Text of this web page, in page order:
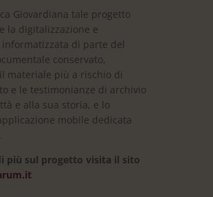
Giovardiana tale progetto
la digitalizzazione e
informatizzata di parte del
conservato,
materiale più a rischio di
e le testimonianze di archivio
e alla sua storia, e lo
mobile dedicata
più sul progetto visita il sito